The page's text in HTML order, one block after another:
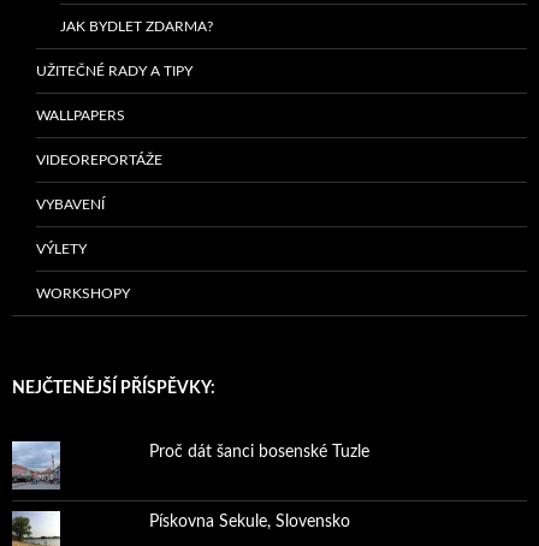
JAK BYDLET ZDARMA?
UŽITEČNÉ RADY A TIPY
WALLPAPERS
VIDEOREPORTÁŽE
VYBAVENÍ
VÝLETY
WORKSHOPY
NEJČTENĚJŠÍ PŘÍSPĚVKY:
Proč dát šanci bosenské Tuzle
Pískovna Sekule, Slovensko